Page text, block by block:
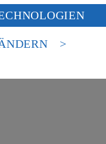
Art. 49 Abs. 1 Satz 1 lit.
EuGH sieht die USA als
Datenschutzniveau an. Es